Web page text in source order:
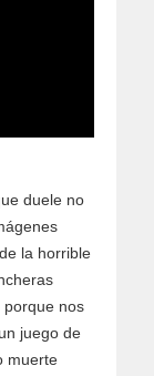
duele no
la horrible
porque nos
juego de
muerte